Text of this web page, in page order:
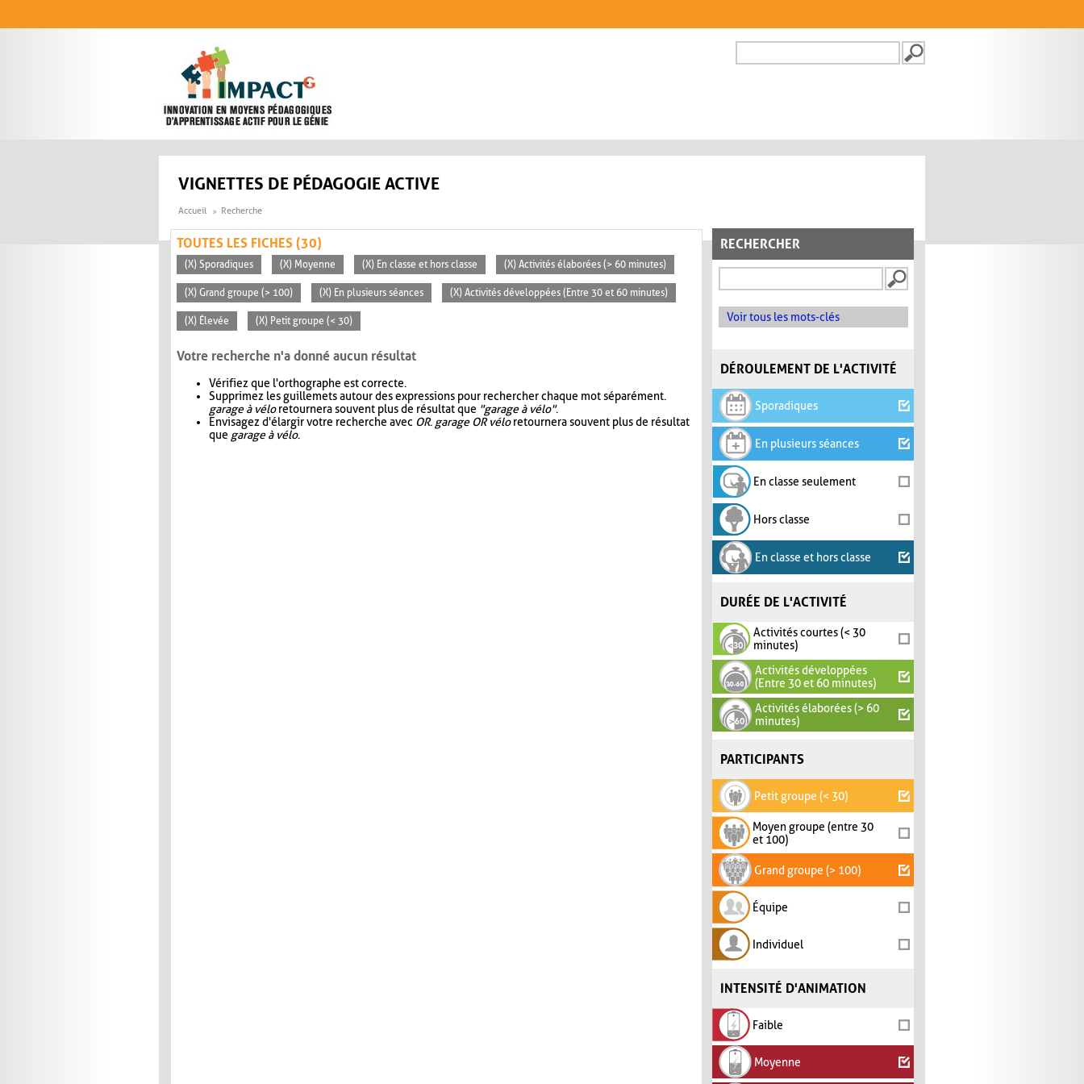
FORMULAIRE DE
VIGNETTES DE PÉDAGOGIE ACTIVE
Accueil Recherche
RECHERCHER
Voir tous les mots-clés
DÉROULEMENT DE L'ACTIVITÉ
Sporadiques
En plusieurs séances
En classe seulement
Hors classe
En classe et hors classe
DURÉE DE L'ACTIVITÉ
Activités courtes (< 30
minutes)
Activités développées
(Entre 30 et 60 minutes)
Activités élaborées (> 60
minutes)
PARTICIPANTS
Petit groupe (< 30)
Moyen groupe (entre 30
et 100)
Grand groupe (> 100)
Équipe
Individuel
INTENSITÉ D'ANIMATION
Faible
Moyenne
TOUTES LES FICHES (30)
(X) Sporadiques (X) Moyenne (X) En classe et hors classe (X) Activités élaborées (> 60 minutes)
(X) Grand groupe (> 100) (X) En plusieurs séances (X) Activités développées (Entre 30 et 60 minutes)
(X) Élevée (X) Petit groupe (< 30)
Votre recherche n'a donné aucun résultat
Vérifiez que l'orthographe est correcte.
Supprimez les guillemets autour des expressions pour rechercher chaque mot séparément.
garage à véloretournera souvent plus de résultat que "garage à vélo".
Envisagez d'élargir votre recherche avec OR. garage OR véloretournera souvent plus de résultat
que garage à vélo.